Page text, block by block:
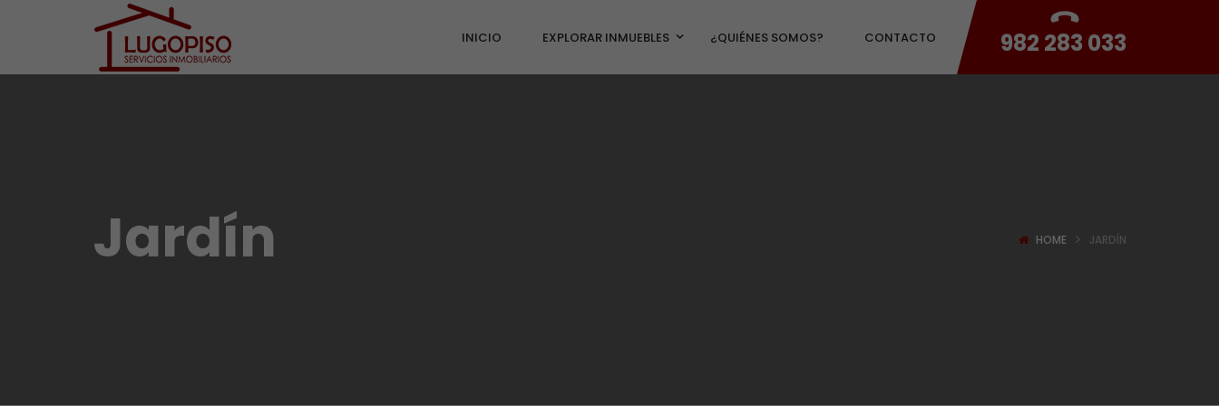
INICIO EXPLORAR INMUEBLES ¿QUIÉNES SOMOS? CONTACTO 982 283 033
Jardín HOME JARDÍN